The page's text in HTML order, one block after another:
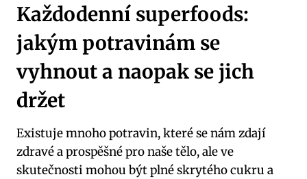
Každodenní superfoods:
jakým potravinám se
vyhnout a naopak se jich
držet
Existuje mnoho potravin, které se nám zdají
zdravé a prospěšné pro naše tělo, ale ve
skutečnosti mohou být plné skrytého cukru a